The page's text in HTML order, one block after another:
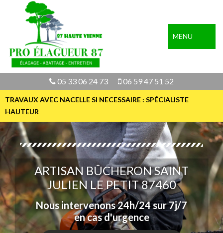
MENU
05 33 06 24 73 06 59 47 51 52
TRAVAUX AVEC NACELLE SI NECESSAIRE : SPÉCIALISTE
HAUTEUR
ARTISAN BÛCHERON SAINT
JULIEN LE PETIT 87460
Nous intervenons 24h/24 sur 7j/7
en cas d'urgence